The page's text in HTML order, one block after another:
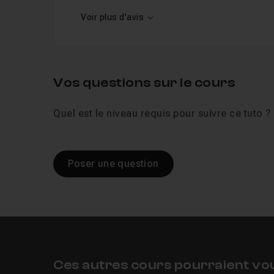
Voir plus d'avis
Vos questions sur le cours
Quel est le niveau requis pour suivre ce tuto ?
Poser une question
Ces autres cours pourraient